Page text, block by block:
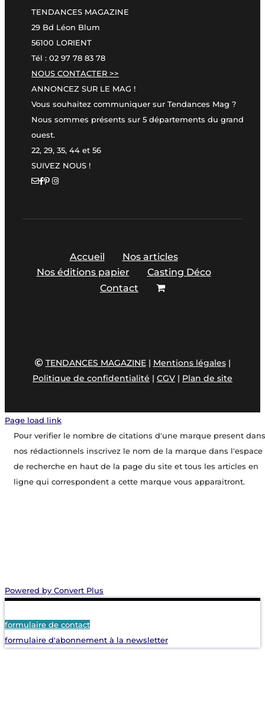
TENDANCES MAGAZINE
29 Bd Léon Blum
56100 LORIENT
Tél : 02 97 78 83 78
NOUS CONTACTER >>
ANNONCEZ SUR LE MAG !
Vous souhaitez communiquer sur Tendances Mag ?
Nous sommes présents sur 5 départements du grand
ouest.
22, 29, 35, 44 et 56
SUIVEZ NOUS !
Accueil
Nos articles
Nos éditions papier
Casting Déco
Contact
TENDANCES MAGAZINE| Mentions légales|
Politique de confidentialité | CGV | Plan de site
Page load link
Pour verifier le nombre de citations d'une marque present dans
nos rédactionnels inscrivez le nom de la marque dans l'espace
de recherche en haut de la page du site et tous les articles en
ligne qui correspondent a cette marque vous apparaitront.
Powered by Convert Plus
formulaire de contact
formulaire d'abonnement à la newsletter